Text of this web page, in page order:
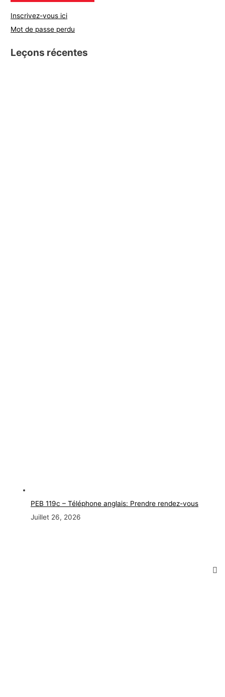
Inscrivez-vous ici
Mot de passe perdu
Leçons récentes
PEB 119c – Téléphone anglais: Prendre rendez-vous
Juillet 26, 2026